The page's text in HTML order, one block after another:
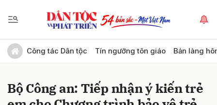
Công tác Dân tộc Tín ngưỡng tôn giáo Bản làng
Bộ Công an: Tiếp nhận ý kiến trẻ
Gửi bình luận